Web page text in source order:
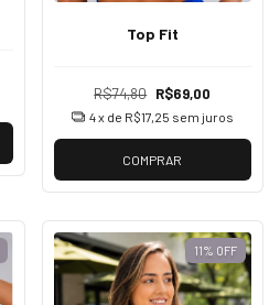
Top Fit
R$74,80 R$69,00
4x de R$17,25 sem juros
COMPRAR
11% OFF